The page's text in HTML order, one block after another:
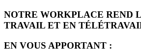
NOTRE WORKPLACE REND
TRAVAIL ET EN
EN VOUS APPORTANT :